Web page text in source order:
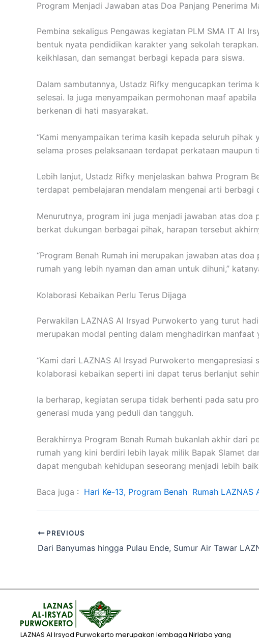
Program Menjadi Jawaban atas Doa Panjang Penerima
Pembina sekaligus Pengawas kegiatan PLM SMA IT Al
bentuk nyata pendidikan karakter yang sekolah
keikhlasan, dan semangat berbagi kepada para siswa.
Dalam sambutannya, Ustadz Rifky mengucapkan
selesai. Ia juga menyampaikan permohonan maaf
berkenan di hati masyarakat.
“Kami menyampaikan terima kasih kepada seluruh
selama proses pelaksanaan terdapat perkataan maupun
Lebih lanjut, Ustadz Rifky menjelaskan bahwa Program
terdapat pembelajaran mendalam mengenai arti berbagi
Menurutnya, program ini juga menjadi jawaban atas
berkat dukungan berbagai pihak, harapan tersebut
“Program Benah Rumah ini merupakan jawaban atas
rumah yang lebih nyaman dan aman untuk dihuni,”
Kolaborasi Kebaikan Perlu Terus Dijaga
Perwakilan LAZNAS Al Irsyad Purwokerto yang turut
merupakan modal penting dalam menghadirkan manfaat
“Kami dari LAZNAS Al Irsyad Purwokerto
kolaborasi kebaikan seperti ini dapat terus berlanjut
Ia berharap, kegiatan serupa tidak berhenti pada satu
generasi muda yang peduli dan tangguh.
Berakhirnya Program Benah Rumah bukanlah akhir dari
rumah yang kini berdiri lebih layak milik Bapak Slamet
dapat mengubah kehidupan seseorang menjadi lebih
Baca juga : Hari Ke-13, Program Benah Rumah
PREVIOUS
LAZNAS Al Irsyad Purwokerto merupakan lembaga Nirlaba yang